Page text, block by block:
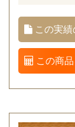
この実
この商